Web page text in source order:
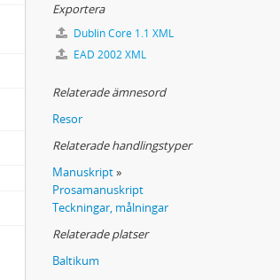
Exportera
Dublin Core 1.1 XML
EAD 2002 XML
Relaterade ämnesord
Resor
Relaterade handlingstyper
Manuskript»
Prosamanuskript
Teckningar, målningar
Relaterade platser
Baltikum